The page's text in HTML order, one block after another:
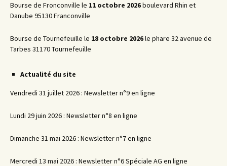
Bourse de Fronconville le 11 octobre 2026boulevard Rhin et
Danube 95130 Franconville
Bourse de Tournefeuille le 18 octobre 2026le phare 32 avenue de
Tarbes 31170 Tournefeuille
Actualité du site
Vendredi 31 juillet 2026 : Newsletter n°9 en ligne
Lundi 29 juin 2026 : Newsletter n°8 en ligne
Dimanche 31 mai 2026 : Newsletter n°7 en ligne
Mercredi 13 mai 2026 : Newsletter n°6 Spéciale AG en ligne